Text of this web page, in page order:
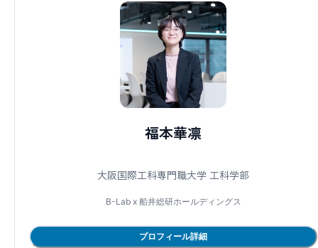
福本華凛
大阪国際工科専門職大学 工科学部
B-Lab x 船井総研ホールディングス
プロフィール詳細